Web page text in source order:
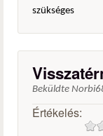
szükséges
Beküldte
Értékelés: